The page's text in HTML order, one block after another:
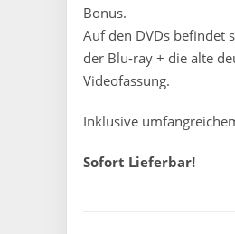
Bonus.
Auf den DVDs befindet
der Blu-ray + die alte
Videofassung.
Inklusive
Sofort Lieferbar!